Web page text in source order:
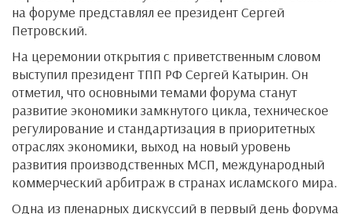
на форуме представлял ее президент Сергей
Петровский.
На церемонии открытия с приветственным словом
выступил президент ТПП РФ Сергей Катырин. Он
отметил, что основными темами форума станут
развитие экономики замкнутого цикла, техническое
регулирование и стандартизация в приоритетных
отраслях экономики, выход на новый уровень
развития производственных МСП, международный
коммерческий арбитраж в странах исламского мира.
Одна из пленарных дискуссий в первый день форума